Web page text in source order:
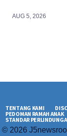
AUG 5, 2026
TENTANG KAMI
PEDOMAN RAMAH ANAK
STANDAR
© 2026